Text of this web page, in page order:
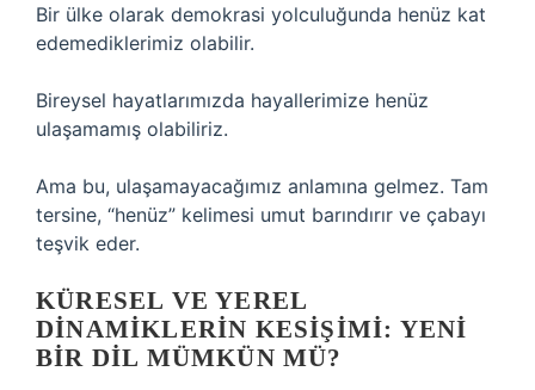
Bir ülke olarak demokrasi yolculuğunda henüz kat
edemediklerimiz olabilir.
Bireysel hayatlarımızda hayallerimize henüz
ulaşamamış olabiliriz.
Ama bu, ulaşamayacağımız anlamına gelmez. Tam
tersine, “henüz” kelimesi umut barındırır ve çabayı
teşvik eder.
KÜRESEL VE YEREL
DINAMIKLERIN KESIŞIMI: YENI
BIR DIL MÜMKÜN MÜ?